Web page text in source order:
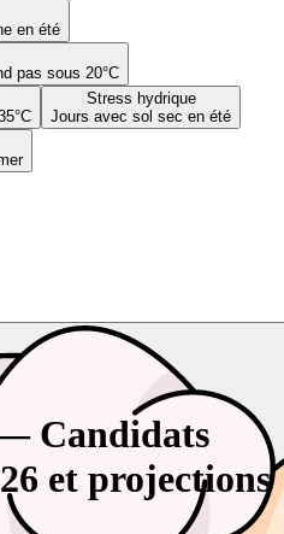
en été
pas sous 20°C
Stress hydrique
Jours avec sol sec en été
Candidats
et projections